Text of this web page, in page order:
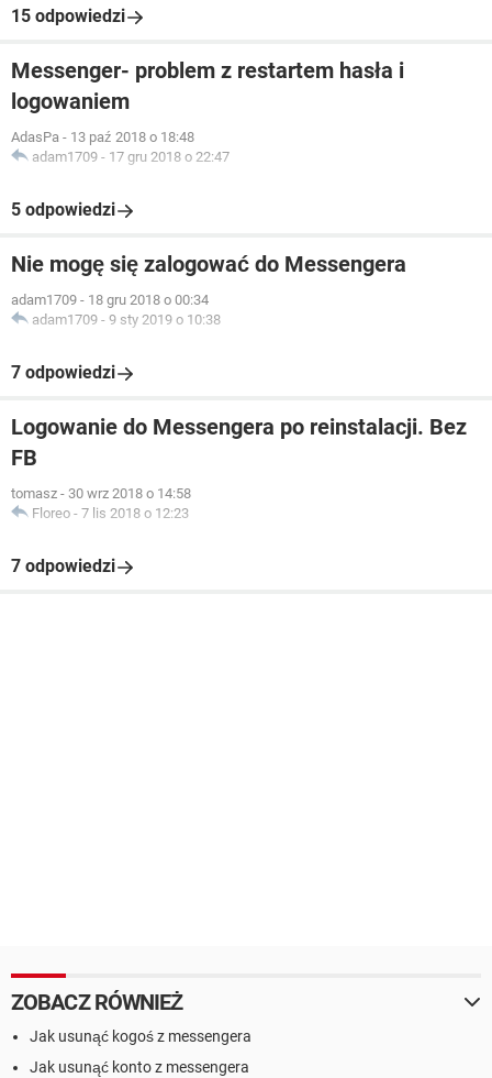
15 odpowiedzi
Messenger- problem z restartem hasła i
logowaniem
AdasPa - 13 paź 2018 o 18:48
adam1709 - 17 gru 2018 o 22:47
5 odpowiedzi
Nie mogę się zalogować do Messengera
adam1709 - 18 gru 2018 o 00:34
adam1709 - 9 sty 2019 o 10:38
7 odpowiedzi
Logowanie do Messengera po reinstalacji. Bez
FB
tomasz - 30 wrz 2018 o 14:58
Floreo - 7 lis 2018 o 12:23
7 odpowiedzi
ZOBACZ RÓWNIEŻ
Jak usunąć kogoś z messengera
Jak usunąć konto z messengera